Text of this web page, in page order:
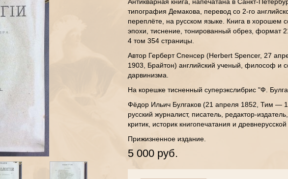
типография Демакова, перевод со 2-го
переплёте, на русском языке. Книга в хорошем
эпохи, тиснение, тонированный обрез, формат
4 том 354 страницы.
Автор Герберт Спенсер (Herbert Spencer, 27
1903, Брайтон) английский ученый, философ и
дарвинизма.
На корешке тисненный суперэкслибрис "Ф.
Фёдор Ильич Булгаков (21 апреля 1852, Тим —
русский журналист, писатель, редактор-
критик, историк книгопечатания и
Прижизненное издание.
5 000 руб.